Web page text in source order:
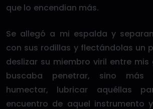
que lo encendian más.
Se allegó a mi espalda y
con sus rodillas y flectándolas un
deslizar su miembro viril entre
buscaba penetrar, sino más
humectar, lubricar aquéllas
encuentro de aquel instrumento